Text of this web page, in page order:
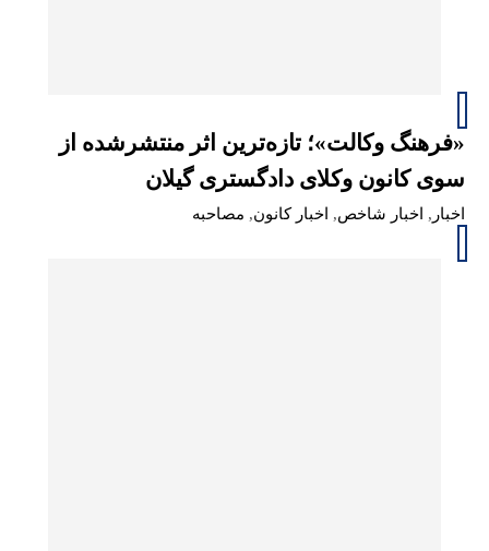
«فرهنگ وکالت»؛ تازه‌ترین اثر منتشرشده از
سوی کانون وکلای دادگستری گیلان
اخبار , اخبار شاخص, اخبار کانون, مصاحبه